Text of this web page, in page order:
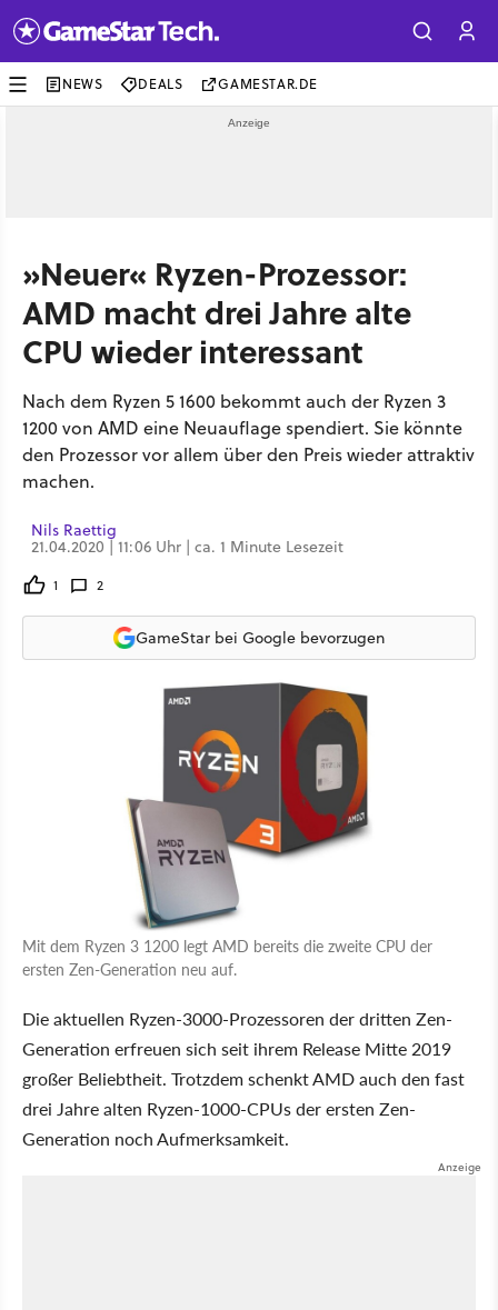
NEWS DEALS GAMESTAR.DE
»Neuer« Ryzen-Prozessor:
AMD macht drei Jahre alte
CPU wieder interessant
Nach dem Ryzen 5 1600 bekommt auch der Ryzen 3
1200 von AMD eine Neuauflage spendiert. Sie könnte
den Prozessor vor allem über den Preis wieder attraktiv
machen.
Nils Raettig
21.04.2020 | 11:06 Uhr | ca. 1 Minute Lesezeit
1 2
GameStar bei Google bevorzugen
Mit dem Ryzen 3 1200 legt AMD bereits die zweite CPU der
ersten Zen-Generation neu auf.
Die aktuellen Ryzen-3000-Prozessoren der dritten Zen-
Generation erfreuen sich seit ihrem Release Mitte 2019
großer Beliebtheit. Trotzdem schenkt AMD auch den fast
drei Jahre alten Ryzen-1000-CPUs der ersten Zen-
Generation noch Aufmerksamkeit.